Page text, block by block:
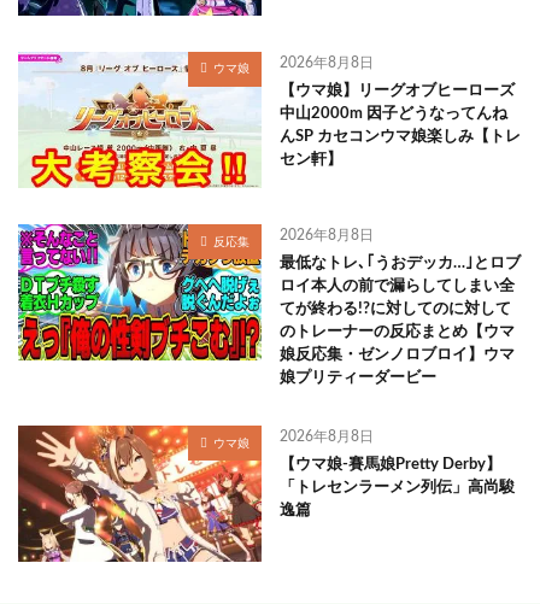
ウマ娘 2026年8月8日
【ウマ娘】リーグオブヒーローズ
中山2000m 因子どうなってんね
んSP カセコンウマ娘楽しみ【トレ
セン軒】
反応集 2026年8月8日
最低なトレ､｢うおデッカ…｣とロブ
ロイ本人の前で漏らしてしまい全
てが終わる!?に対してのに対して
のトレーナーの反応まとめ【ウマ
娘反応集・ゼンノロブロイ】ウマ
娘プリティーダービー
ウマ娘 2026年8月8日
【ウマ娘-賽馬娘Pretty Derby】
「トレセンラーメン列伝」高尚駿
逸篇